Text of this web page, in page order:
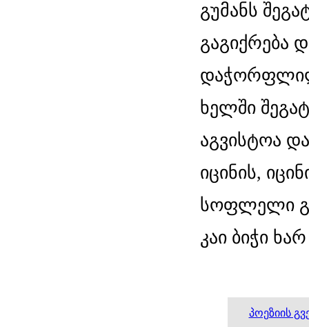
გუმანს
გაგიქრება
ხელში
აგვისტოა
იცინის,
სოფლელი
კაი ბიჭი
პოეზიის